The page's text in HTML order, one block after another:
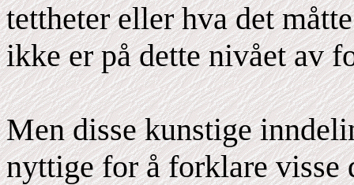
tettheter eller hva det
ikke er på dette nivået av
Men disse kunstige
nyttige for å forklare visse